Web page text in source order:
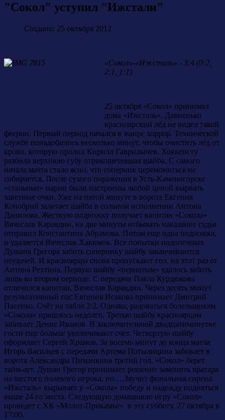
"Сокол" уступил "Ижстали"
Создано: 25 октября 2012
«Сокол»-«Ижсталь» - 3:4 (0:2,
2:1, 1:1)
25 октября «Сокол» принимал
дома «Ижсталь». Давненько
красноярский лёд не видел такой
феерии. Первый период начался в жанре хоррор. Технической
службе понадобилось несколько минут, чтобы очистить лёд от
крови, которую пролил Кирилл Гаврилычев. Хоккеисту
разбила верхнюю губу отрикошетевшая шайба. С самого
начала мачта стало ясно, что соперник церемониться не
собирается. После сухого поражения в Усть-Каменогорске
«стальные» парни были настроены любой ценой вырвать
заветные очки. Уже на пятой минуте в ворота Евгения
Конобрий залетает шайба в сольном исполнении Антона
Данилова. Жесткую подножку получает капитан «Сокола»
Вячеслав Каравдин, на две минуты отбывать наказание судья
отправил Константина Абрамова. Потом еще одна подножка,
и удаляется Вячеслав Хакимов. Все попытки подопечных
Душана Грегора забить сопернику шайбу заканчиваются
неудачей. И красноярцы снова пропускают гол, на этот раз от
Антона Рехтина. Первую шайбу «пернатым» удалось забить
лишь во втором периоде. С передачи Павла Курдюкова
отличился капитан, Вячеслав Каравдин. Через десять минут
результативный пас Евгения Исакова принимает Дмитрий
Пасенко. Счёт на табло 2:2. Однако, радоваться болельщикам
«Сокола» пришлось недолго. Третью шайбу красноярцам
забивает Денис Иванов. В заключительной двадцатиминутке
гости еще больше увеличивают счет. Четвертую шайбу
оформляет Сергей Храмов. За восемь минут до конца матча
Игорь Васильев с передачи Артема Потылицина забивает в
ворота Александра Пиманкина третий гол. «Сокол» берет
тайм-аут. Душан Грегор принимает решение заменить вратаря
на шестого полевого игрока, но….Звучит финальная сирена.
«Ижсталь» вырывает у «Сокола» победу и надежду подняться
выше 24-го места. Следующую домашнюю игру «Сокол»
проведет с ХК «Молот-Прикамье» в эту субботу, 27 октября в
17:00.